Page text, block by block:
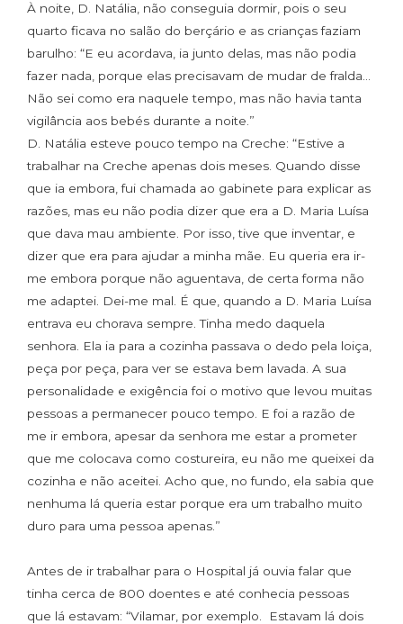
À noite, D. Natália, não conseguia dormir, pois o seu
quarto ficava no salão do berçário e as crianças faziam
barulho: “E eu acordava, ia junto delas, mas não podia
fazer nada, porque elas precisavam de mudar de fralda…
Não sei como era naquele tempo, mas não havia tanta
vigilância aos bebés durante a noite.”
D. Natália esteve pouco tempo na Creche: “Estive a
trabalhar na Creche apenas dois meses. Quando disse
que ia embora, fui chamada ao gabinete para explicar as
razões, mas eu não podia dizer que era a D. Maria Luísa
que dava mau ambiente. Por isso, tive que inventar, e
dizer que era para ajudar a minha mãe. Eu queria era ir-
me embora porque não aguentava, de certa forma não
me adaptei. Dei-me mal. É que, quando a D. Maria Luísa
entrava eu chorava sempre. Tinha medo daquela
senhora. Ela ia para a cozinha passava o dedo pela loiça,
peça por peça, para ver se estava bem lavada. A sua
personalidade e exigência foi o motivo que levou muitas
pessoas a permanecer pouco tempo. E foi a razão de
me ir embora, apesar da senhora me estar a prometer
que me colocava como costureira, eu não me queixei da
cozinha e não aceitei. Acho que, no fundo, ela sabia que
nenhuma lá queria estar porque era um trabalho muito
duro para uma pessoa apenas.”
Antes de ir trabalhar para o Hospital já ouvia falar que
tinha cerca de 800 doentes e até conhecia pessoas
que lá estavam: “Vilamar, por exemplo. Estavam lá dois